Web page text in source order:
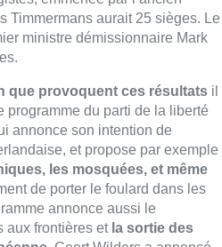
Geert Wilders a annoncé
d’un référendum s’il arrivait au
a été condamné par la
et insultes à l’encontre
La prévention de haine raciale
et la condamnation n’avait été
indiquaient clairement
Wilders, et quel est le courant
lui, avec un message du
Van Grieken, qui félicitait
, un autre de Marine Le Pen